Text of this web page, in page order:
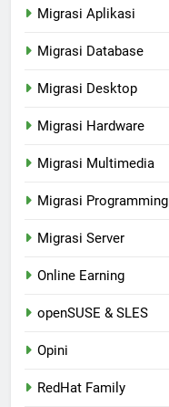
Migrasi Aplikasi
Migrasi Database
Migrasi Desktop
Migrasi Hardware
Migrasi Multimedia
Migrasi Programming
Migrasi Server
Online Earning
openSUSE & SLES
Opini
RedHat Family